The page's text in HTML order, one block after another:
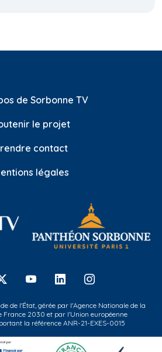
de Sorbonne TV
le projet
contact
légales
de l'État, gérée par l'Agence Nationale de la
France 2030 et par l'Union européenne
la référence ANR-21-EXES-0015